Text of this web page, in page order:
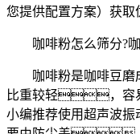
您提供配置方案） 获取
咖啡粉怎么筛分?咖
咖啡粉是咖啡豆磨
比重较轻，容
小编推荐使用超声波